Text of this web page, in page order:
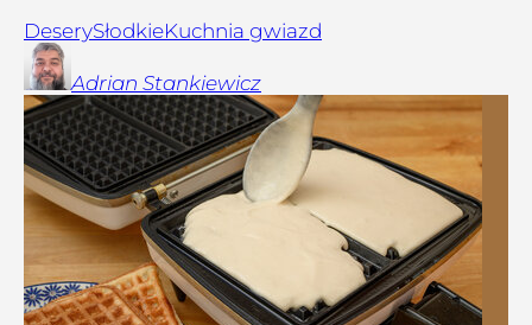
DeserySłodkieKuchnia gwiazd
Adrian Stankiewicz